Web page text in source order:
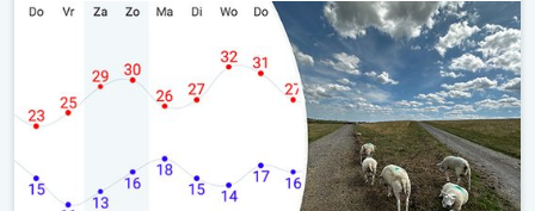
Na een korte afkoeling volgt weer warmte. 14-daagse